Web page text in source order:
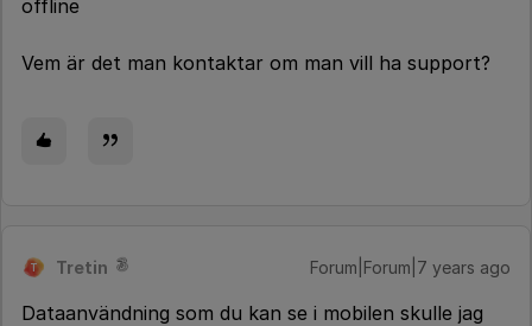
offline
Vem är det man kontaktar om man vill ha support?
T Tretin Forum|Forum|7 years ago
Dataanvändning som du kan se i mobilen skulle jag